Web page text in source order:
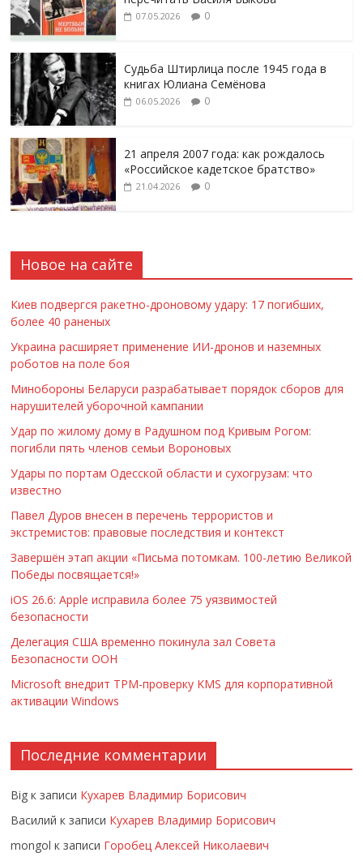
07.05.2026 0
Судьба Штирлица после 1945 года в
книгах Юлиана Семёнова
06.05.2026 0
21 апреля 2007 года: как рождалось
«Российское кадетское братство»
21.04.2026 0
Новое на сайте
Киев подвергся ракетно-дроновому удару: 17 погибших,
более 40 раненых
Украина расширяет применение ИИ-дронов и наземных
роботов на поле боя
Минобороны Беларуси разрабатывает порядок сборов для
нарушителей уборочной кампании
Удар по жилому дому в Радушном под Кривым Рогом:
погибли пять членов семьи Вороновых
Удары по портам Одесской области и сухогрузам: что
известно
Павел Дуров внесен в перечень террористов и
экстремистов: правовые последствия и контекст
Завершён этап акции «Письма потомкам. 100-летию Великой
Победы посвящается!»
iOS 26.6: Apple исправила более 75 уязвимостей
безопасности
Делегация США временно покинула зал Совета
Безопасности ООН
Microsoft внедрит TPM-проверку KMS для корпоративной
активации Windows
Последние комментарии
Big к записи Кухарев Владимир Борисович
Василий к записи Кухарев Владимир Борисович
mongol к записи Горобец Алексей Николаевич